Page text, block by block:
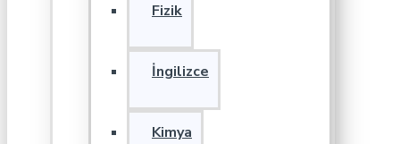
Fizik
İngilizce
Kimya